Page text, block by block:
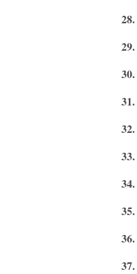
28.
29.
30.
31.
32.
33.
34.
35.
36.
37.